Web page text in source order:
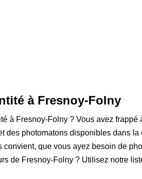
à Fresnoy-Folny
à Fresnoy-Folny ? Vous avez
photomatons disponibles dans
que vous ayez besoin de
de Fresnoy-Folny ? Utilisez notre